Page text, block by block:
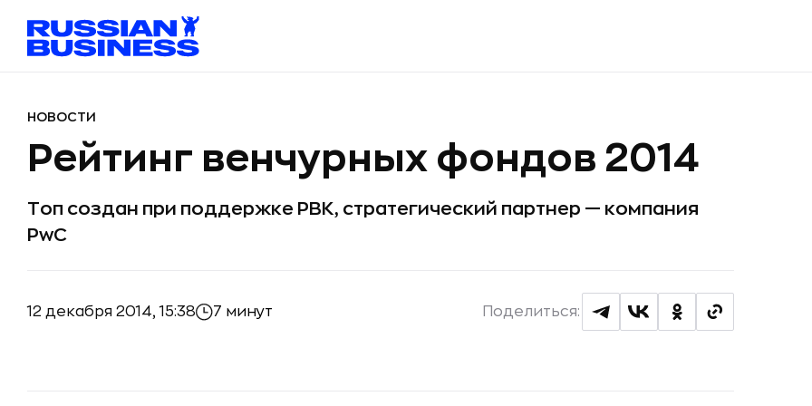
НОВОСТИ
Рейтинг венчурных фондов 2014
Топ создан при поддержке РВК, стратегический партнер — компания
PwC
12 декабря 2014, 15:38 7 минут Поделиться: